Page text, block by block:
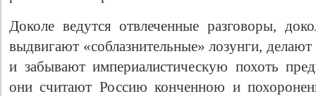
Доколе ведутся отвлеченные разговоры,
выдвигают «соблазнительные» лозунги,
и забывают империалистическую похоть
они считают Россию конченною и